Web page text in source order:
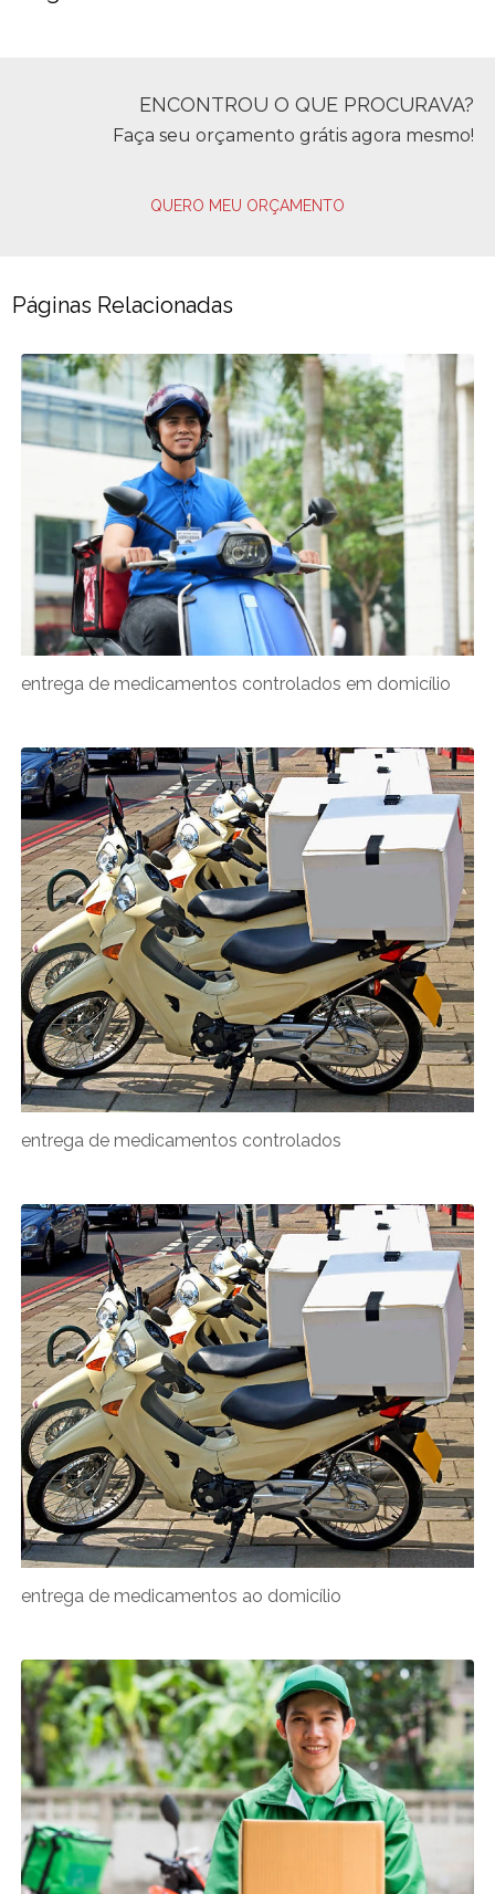
ENCONTROU O QUE PROCURAVA?
Faça seu orçamento grátis agora mesmo!
QUERO MEU ORÇAMENTO
Páginas Relacionadas
entrega de medicamentos controlados em domicílio
entrega de medicamentos controlados
entrega de medicamentos ao domicílio